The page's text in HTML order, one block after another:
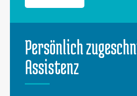
Persönlich
Assistenz